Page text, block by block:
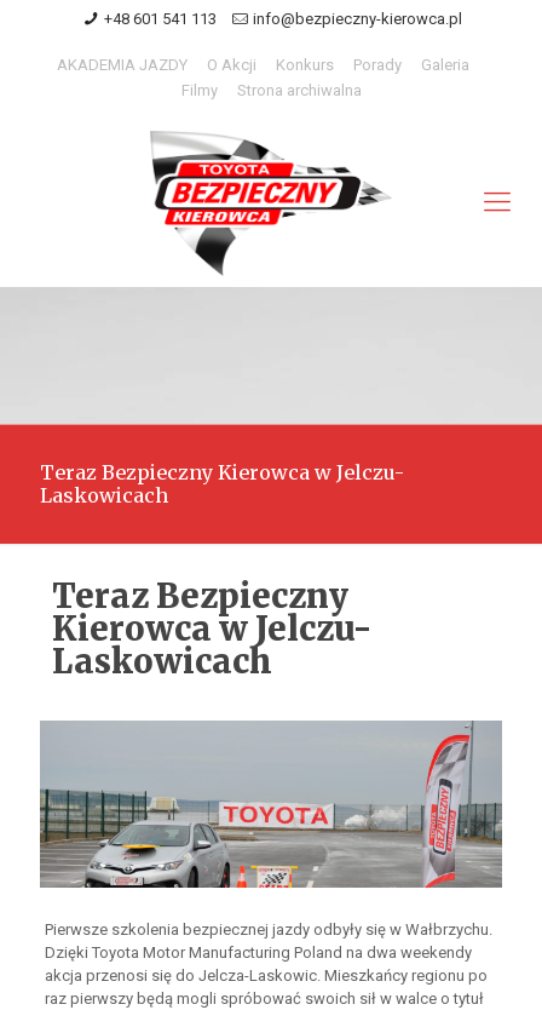
+48 601 541 113 info@bezpieczny-kierowca.pl
AKADEMIA JAZDY O Akcji Konkurs Porady
Galeria
Filmy
Strona archiwalna
Teraz Bezpieczny Kierowca w Jelczu-
Laskowicach
Teraz Bezpieczny
Kierowca w Jelczu-
Laskowicach
Pierwsze szkolenia bezpiecznej jazdy odbyły się w Wałbrzychu.
Dzięki Toyota Motor Manufacturing Poland na dwa weekendy
akcja przenosi się do Jelcza-Laskowic. Mieszkańcy regionu po
raz pierwszy będą mogli spróbować swoich sił w walce o tytuł